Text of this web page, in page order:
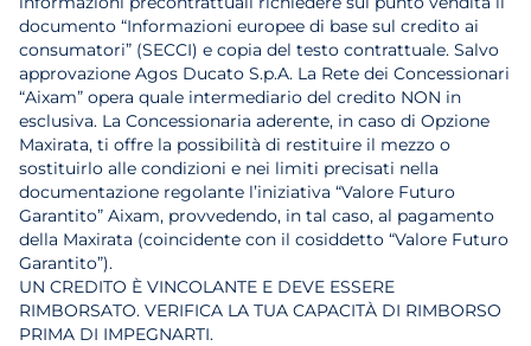
documento “Informazioni europee di base sul credito ai
consumatori” (SECCI) e copia del testo contrattuale. Salvo
approvazione Agos Ducato S.p.A. La Rete dei Concessionari
“Aixam” opera quale intermediario del credito NON in
esclusiva. La Concessionaria aderente, in caso di Opzione
Maxirata, ti offre la possibilità di restituire il mezzo o
sostituirlo alle condizioni e nei limiti precisati nella
documentazione regolante l’iniziativa “Valore Futuro
Garantito” Aixam, provvedendo, in tal caso, al pagamento
della Maxirata (coincidente con il cosiddetto “Valore Futuro
Garantito”).
UN CREDITO È VINCOLANTE E DEVE ESSERE
RIMBORSATO. VERIFICA LA TUA CAPACITÀ DI RIMBORSO
PRIMA DI IMPEGNARTI.